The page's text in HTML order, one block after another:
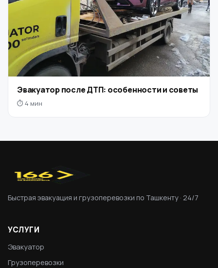
Эвакуатор после ДТП: особенности и советы
⏱ 4 мин
Быстрая эвакуация и грузоперевозки по Ташкенту · 24/7
УСЛУГИ
Эвакуатор
Грузоперевозки